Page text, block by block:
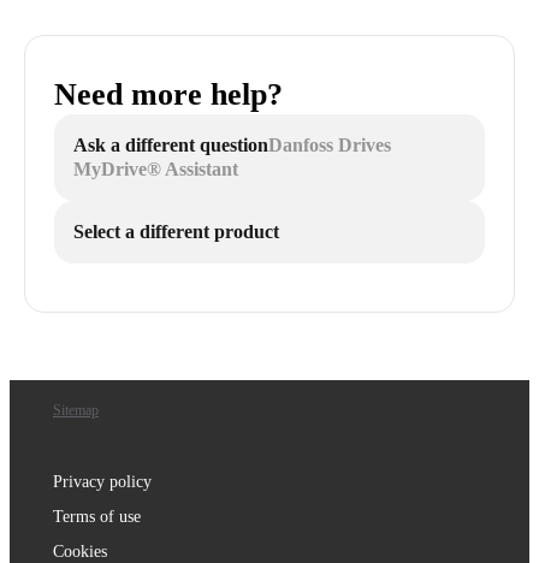
Need more help?
Ask a different questionDanfoss Drives
MyDrive® Assistant
Select a different product
Sitemap
Privacy policy
Terms of use
Cookies